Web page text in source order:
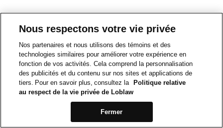
Nous respectons votre vie privée
Nos partenaires et nous utilisons des témoins et des
technologies similaires pour améliorer votre expérience en
fonction de vos activités. Cela comprend la personnalisation
des publicités et du contenu sur nos sites et applications de
tiers. Pour en savoir plus, consultez la
Politique relative
au respect de la vie privée de Loblaw
Fermer